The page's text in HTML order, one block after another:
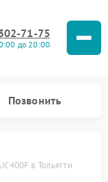
71-75
до 20:00
Позвонить
в Тольятти